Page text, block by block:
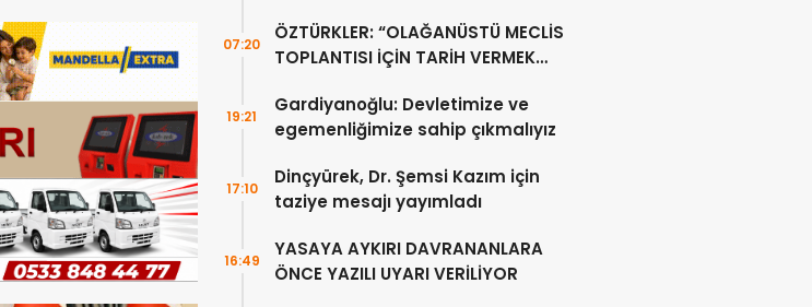
ÖZTÜRKLER: “OLAĞANÜSTÜ MECLİS
TOPLANTISI İÇİN TARİH VERMEK
07:20
Gardiyanoğlu: Devletimize ve
egemenliğimize sahip çıkmalıyız
19:21
Dinçyürek, Dr. Şemsi Kazım için
taziye mesajı yayımladı
17:10
YASAYA AYKIRI DAVRANANLARA
ÖNCE YAZILI UYARI VERİLİYOR
16:49